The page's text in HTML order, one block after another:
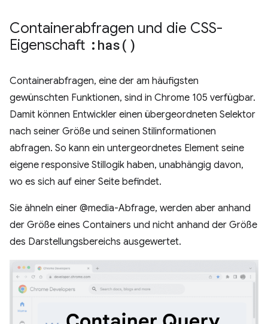
Containerabfragen und die CSS-
Eigenschaft : has( )
Containerabfragen, eine der am häufigsten
gewünschten Funktionen, sind in Chrome 105 verfügbar.
Damit können Entwickler einen übergeordneten Selektor
nach seiner Größe und seinen Stilinformationen
abfragen. So kann ein untergeordnetes Element seine
eigene responsive Stillogik haben, unabhängig davon,
wo es sich auf einer Seite befindet.
Sie ähneln einer @media-Abfrage, werden aber anhand
der Größe eines Containers und nicht anhand der Größe
des Darstellungsbereichs ausgewertet.